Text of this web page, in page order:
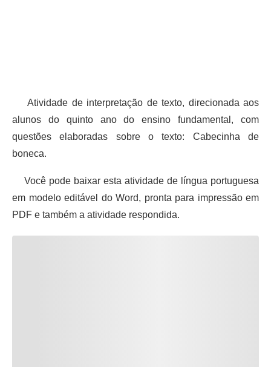
Atividade de interpretação de texto, direcionada aos
alunos do quinto ano do ensino fundamental, com
questões elaboradas sobre o texto: Cabecinha de
boneca.
Você pode baixar esta atividade de língua portuguesa
em modelo editável do Word, pronta para impressão em
PDF e também a atividade respondida.